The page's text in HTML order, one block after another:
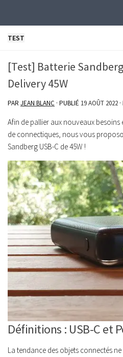
TEST
[Test] Batterie
Delivery 45W
PAR JEAN BLANC · PUBLIÉ 19 AOÛT 2022
Afin de pallier aux nouveaux besoins
de connectiques, nous vous
Sandberg USB-C de 45W !
Définitions : USB-C et
La tendance des objets connectés